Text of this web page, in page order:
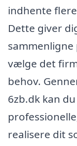
indhente
Dette giver
sammenligne
vælge det
behov.
6zb.dk kan
realisere dit